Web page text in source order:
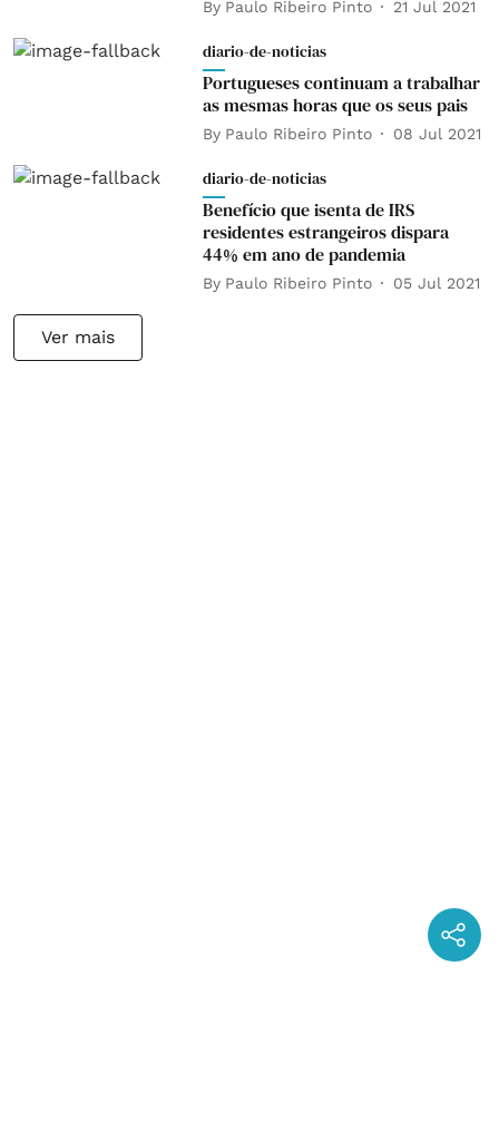
By Paulo Ribeiro Pinto 21 Jul 2021
diario-de-noticias
Portugueses continuam a trabalhar
as mesmas horas que os seus pais
By Paulo Ribeiro Pinto 08 Jul 2021
diario-de-noticias
Benefício que isenta de IRS
residentes estrangeiros dispara
44% em ano de pandemia
By Paulo Ribeiro Pinto 05 Jul 2021
Ver mais